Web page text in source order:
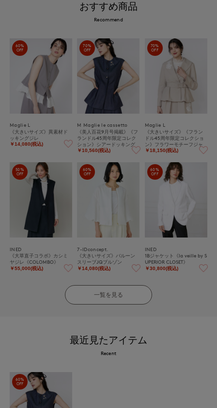
おすすめ商品
Recommend
60%
OFF
Maglie L
《大きいサイズ》異素材ド
ッキングジレ
￥14,080(税込)
70%
OFF
M Maglie le cassetto
《美人百花9月号掲載》《フ
ランドル45周年限定コレク
ション》シアードッキング
デニムジレ《M Maglie le ca
￥10,560(税込)
70%
OFF
Maglie L
《大きいサイズ》《フラン
ドル45周年限定コレクショ
ン》フラワーモチーフジャ
ケット《M Maglie le casset
￥18,150(税込)
50%
OFF
INED
《大草直子コラボ》カシミ
ヤジレ《COLOMBO》
￥55,000(税込)
60%
OFF
7-IDconcept.
《大きいサイズ》バルーン
スリーブJQブルゾン
￥14,080(税込)
60%
OFF
INED
1Bジャケット《la veille by S
UPERIOR CLOSET》
￥30,800(税込)
一覧を見る
最近見たアイテム
Recent
60%
OFF